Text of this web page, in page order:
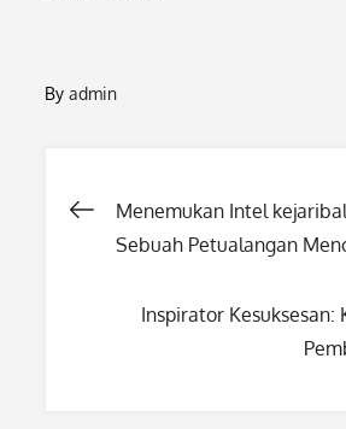
Byadmin
Post
Menemukan Intel
Sebuah Petualangan
Inspirator Kesuksesan: